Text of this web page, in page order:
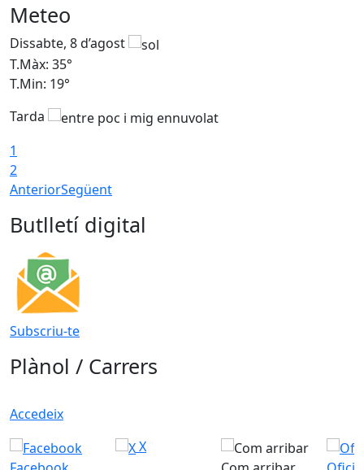
Meteo
Dissabte, 8 d’agost
T.Màx: 35°
T.Min: 19°
Tarda
1
2
AnteriorSegüent
Butlletí digital
Subscriu-te
Plànol / Carrers
Accedeix
X